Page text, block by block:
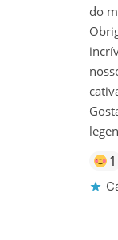
do
1